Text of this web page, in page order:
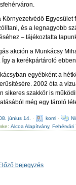
Környezetvédő
és a legnagyobb
– tájékoztatta
akción a Munkácsy
Így a kerékpártároló
egyébként a
2002 óta a
sikeres szakkör is
még egy tároló
június 14. · komi ·
Alcoa Alapítvány,Fehérvári
bejegyzés